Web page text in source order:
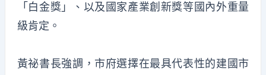
「白金獎」、以及國家產業創新獎等國內外重量
級肯定。
黃祕書長強調，市府選擇在最具代表性的建國市